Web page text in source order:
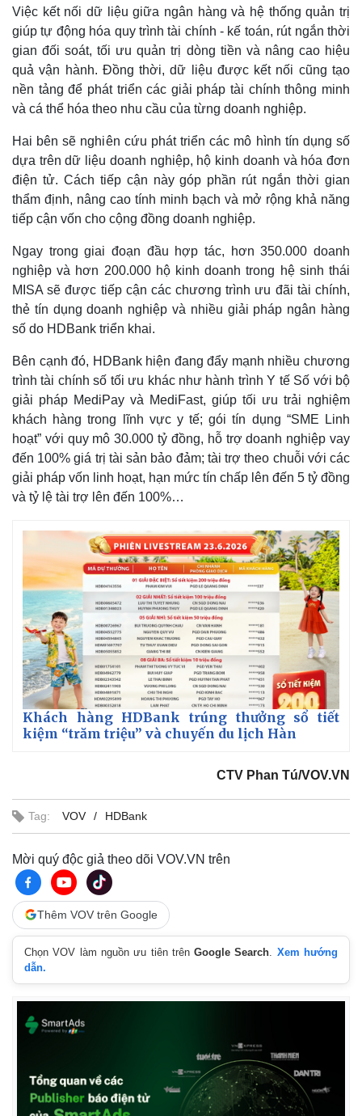
Thế giới
Quan sát
Cuộc sống đó đây
Hồ sơ
Video
Ảnh
E-Magazine
Infographic
Kinh tế
Bất động sản
Thị trường
Giá cà phê
Việc kết nối dữ liệu giữa ngân hàng và hệ thống quản trị
giúp tự động hóa quy trình tài chính - kế toán, rút ngắn thời
gian đối soát, tối ưu quản trị dòng tiền và nâng cao hiệu
quả vận hành. Đồng thời, dữ liệu được kết nối cũng tạo
nền tảng để phát triển các giải pháp tài chính thông minh
và cá thể hóa theo nhu cầu của từng doanh nghiệp.
Hai bên sẽ nghiên cứu phát triển các mô hình tín dụng số
dựa trên dữ liệu doanh nghiệp, hộ kinh doanh và hóa đơn
điện tử. Cách tiếp cận này góp phần rút ngắn thời gian
thẩm định, nâng cao tính minh bạch và mở rộng khả năng
tiếp cận vốn cho cộng đồng doanh nghiệp.
Ngay trong giai đoạn đầu hợp tác, hơn 350.000 doanh
nghiệp và hơn 200.000 hộ kinh doanh trong hệ sinh thái
MISA sẽ được tiếp cận các chương trình ưu đãi tài chính,
thẻ tín dụng doanh nghiệp và nhiều giải pháp ngân hàng
số do HDBank triển khai.
Bên cạnh đó, HDBank hiện đang đẩy mạnh nhiều chương
trình tài chính số tối ưu khác như hành trình Y tế Số với bộ
giải pháp MediPay và MediFast, giúp tối ưu trải nghiệm
khách hàng trong lĩnh vực y tế; gói tín dụng “SME Linh
hoạt” với quy mô 30.000 tỷ đồng, hỗ trợ doanh nghiệp vay
đến 100% giá trị tài sản bảo đảm; tài trợ theo chuỗi với các
giải pháp vốn linh hoạt, hạn mức tín chấp lên đến 5 tỷ đồng
và tỷ lệ tài trợ lên đến 100%…
Khách hàng HDBank trúng thưởng sổ tiết
kiệm “trăm triệu” và chuyến du lịch Hàn
CTV Phan Tú/VOV.VN
Tag: VOV HDBank
Mời quý độc giả theo dõi VOV.VN trên
Thêm VOV trên Google
Chọn VOV làm nguồn ưu tiên trênGoogle Search
Xem hướng
dẫn.